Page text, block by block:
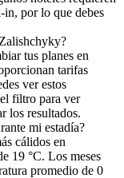
in, por lo que debes
tus planes en
tarifas
ver estos
filtro para ver
los resultados.
mi estadía?
cálidos en
19 °C. Los meses
promedio de 0